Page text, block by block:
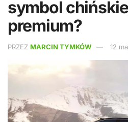
symbol
premium?
PRZEZ MARCIN TYMKÓW 12